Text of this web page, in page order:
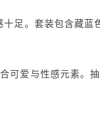
足。套装包含藏蓝
可爱与性感元素。